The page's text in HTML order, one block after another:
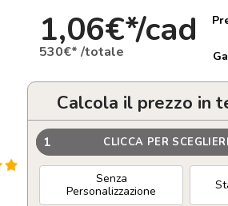
1,06€*/cad
530€* /totale
Calcola il prezzo in
1 CLICCA PER
Senza
Personalizzazione